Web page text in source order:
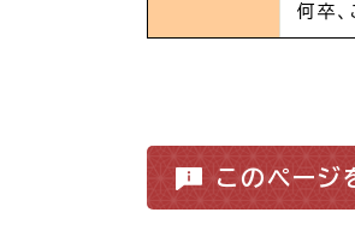
何卒、
このページ